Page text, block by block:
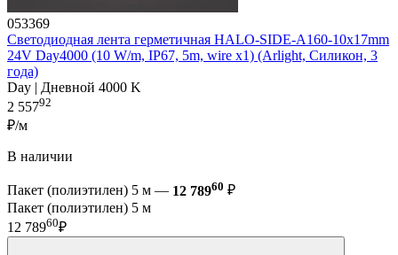
053369
Светодиодная лента герметичная HALO-SIDE-A160-10x17mm
24V Day4000 (10 W/m, IP67, 5m, wire x1) (Arlight, Силикон, 3
года)
Day | Дневной 4000 K
2 55792
₽/м
В наличии
Пакет (полиэтилен) 5 м — 12 78960 ₽
Пакет (полиэтилен) 5 м
12 78960₽